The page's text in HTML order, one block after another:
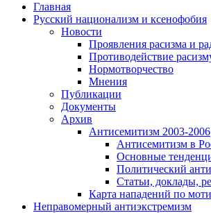
Главная
Русский национализм и ксенофобия
Новости
Проявления расизма и
Противодействие
Нормотворчество
Мнения
Публикации
Документы
Архив
Антисемитизм 2003-2006
Антисемитизм в
Основные
Политический
Статьи, доклады,
Карта нападений по
Неправомерный антиэкстремизм